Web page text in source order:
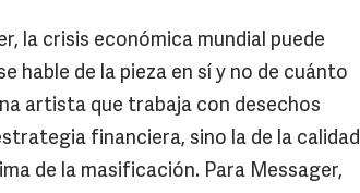
la crisis económica mundial puede
hable de la pieza en sí y no de cuánto
artista que trabaja con desechos
financiera, sino la de la calidad
de la masificación. Para Messager,